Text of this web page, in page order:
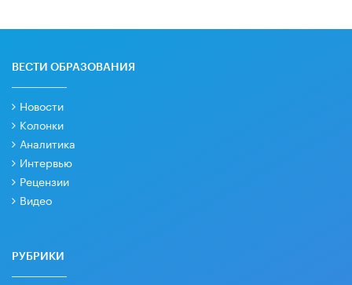
ВЕСТИ ОБРАЗОВАНИЯ
Новости
Колонки
Аналитика
Интервью
Рецензии
Видео
РУБРИКИ